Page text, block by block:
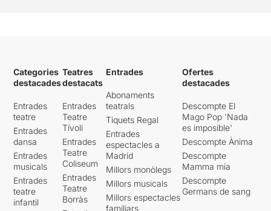
Categories
destacades
Entrades
teatre
Entrades
dansa
Entrades
musicals
Entrades
teatre
infantil
Teatres
destacats
Entrades
Teatre
Tívoli
Entrades
Teatre
Coliseum
Entrades
Teatre
Borràs
Entrades
Abonaments
teatrals
Tiquets Regal
Entrades
espectacles a
Madrid
Millors monòlegs
Millors musicals
Millors espectacles
familiars
Ofertes
destacades
Descompte El
Mago Pop 'Nada
es imposible'
Descompte Ànima
Descompte
Mamma mia
Descompte
Germans de sang